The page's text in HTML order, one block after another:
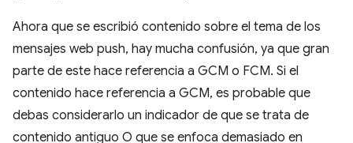
Ahora que se escribió contenido sobre el tema de los
mensajes web push, hay mucha confusión, ya que gran
parte de este hace referencia a GCM o FCM. Si el
contenido hace referencia a GCM, es probable que
debas considerarlo un indicador de que se trata de
contenido antiguo O que se enfoca demasiado en